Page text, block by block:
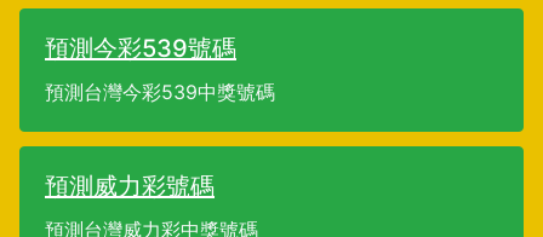
預測今彩539號碼
預測台灣今彩539中獎號碼
預測威力彩號碼
預測台灣威力彩中獎號碼